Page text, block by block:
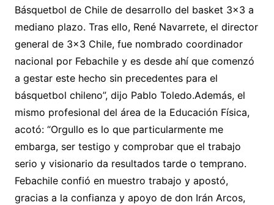
Básquetbol de Chile de desarrollo del basket 3×3 a
mediano plazo. Tras ello, René Navarrete, el director
general de 3×3 Chile, fue nombrado coordinador
nacional por Febachile y es desde ahí que comenzó
a gestar este hecho sin precedentes para el
básquetbol chileno”, dijo Pablo Toledo.Además, el
mismo profesional del área de la Educación Física,
acotó: “Orgullo es lo que particularmente me
embarga, ser testigo y comprobar que el trabajo
serio y visionario da resultados tarde o temprano.
Febachile confió en muestro trabajo y apostó,
gracias a la confianza y apoyo de don Irán Arcos,